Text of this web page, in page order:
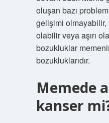
oluşan bazı
gelişimi
olabilir veya aşırı
bozukluklar
bozukluklarıdır.
Memede
kanser